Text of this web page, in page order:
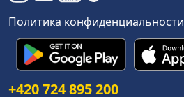
Политика конфиденциальности
+420 724 895 200